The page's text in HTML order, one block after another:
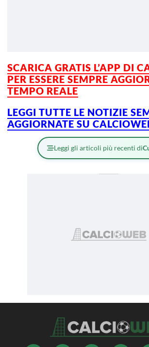
SCARICA GRATIS L’APP DI
PER ESSERE SEMPRE
TEMPO REALE
LEGGI TUTTE LE NOTIZIE
AGGIORNATE SU
Leggi gli articoli più recenti di